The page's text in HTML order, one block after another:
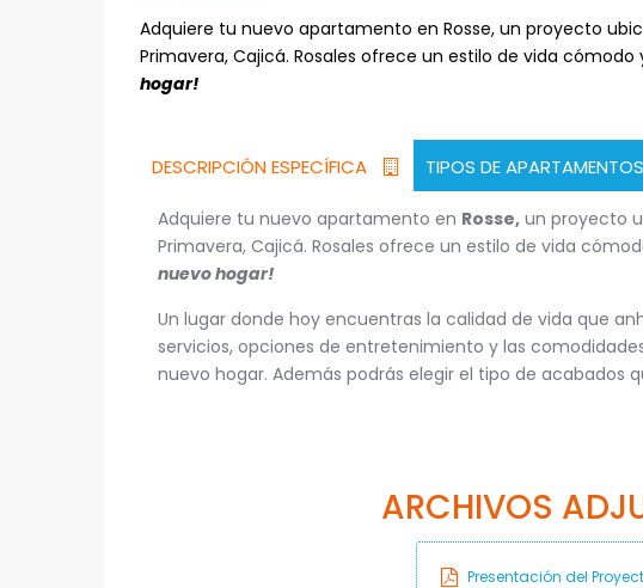
Adquiere tu nuevo apartamento en Rosse, un proyecto
Primavera, Cajicá. Rosales ofrece un estilo de vida cómodo
hogar!
DESCRIPCIÓN ESPECÍFICA TIPOS DE APARTAMENTOS
Adquiere tu nuevo apartamento en Rosse, un proyecto
Primavera, Cajicá. Rosales ofrece un estilo de vida
nuevo hogar!
Un lugar donde hoy encuentras la calidad de vida que
servicios, opciones de entretenimiento y las
nuevo hogar. Además podrás elegir el tipo de acabados
ARCHIVOS
Presentación del